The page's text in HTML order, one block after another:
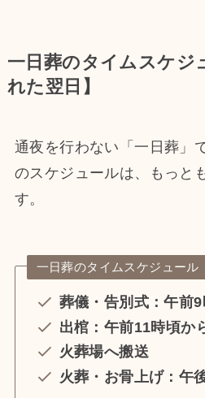
一日葬のタイムスケジ
れた翌日】
通夜を行わない「一日葬」
のスケジュールは、もっと
す。
一日葬のタイムスケジュール
葬儀・告別式：午前
出棺：午前11時頃か
火葬場へ搬送
火葬・お骨上げ：午